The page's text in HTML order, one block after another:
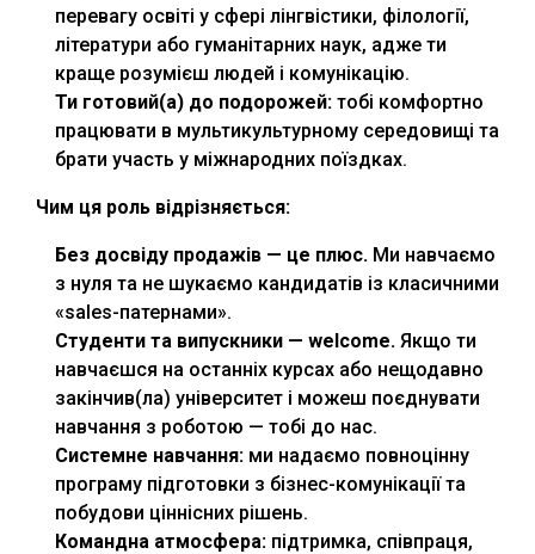
перевагу освіті у сфері лінгвістики, філології,
літератури або гуманітарних наук, адже ти
краще розумієш людей і комунікацію.
Ти готовий(а) до подорожей: тобі комфортно
працювати в мультикультурному середовищі та
брати участь у міжнародних поїздках.
Чим ця роль відрізняється:
Без досвіду продажів — це плюс. Ми навчаємо
з нуля та не шукаємо кандидатів із класичними
«sales-патернами».
Студенти та випускники — welcome. Якщо ти
навчаєшся на останніх курсах або нещодавно
закінчив(ла) університет і можеш поєднувати
навчання з роботою — тобі до нас.
Системне навчання: ми надаємо повноцінну
програму підготовки з бізнес-комунікації та
побудови ціннісних рішень.
Командна атмосфера: підтримка, співпраця,